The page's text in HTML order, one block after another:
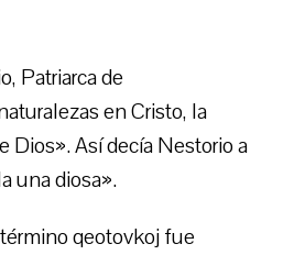
Patriarca de
en Cristo, la
Dios». Así decía Nestorio a
una diosa».
qeotovkoj fue